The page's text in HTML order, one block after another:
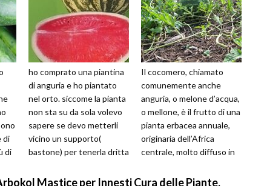
di
di
ho comprato una piantina
di anguria e ho piantato
nel orto. siccome la pianta
non sta su da sola volevo
sapere se devo metterli
vicino un supporto(
bastone) per tenerla dritta
Il cocomero, chiamato
comunemente anche
anguria, o melone d’acqua,
o mellone, è il frutto di una
pianta erbacea annuale,
originaria dell’Africa
centrale, molto diffuso in
glob...
Mastice per Innesti Cura delle Piante,